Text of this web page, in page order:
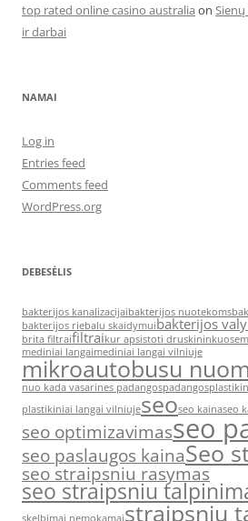
top rated online casino australia on
ir darbai
NAMAI
Log in
Entries feed
Comments feed
WordPress.org
DEBESĖLIS
bakterijos kanalizacijaibakterijos nuotekoms
bakterijos riebalu skaidymuibakterijos
brita filtraifiltraikur apsistoti druskininkuose
mediniai langaimediniai langai vilniuje
mikroautobusu
nuo kada vasarines padangospadangos
plastikiniai langai vilniujeseoseo kainaseo
seo optimizavimasseo
seo paslaugos kainaSeo
seo straipsniu rasymas
seo straipsniu
skelbimai nemokamaistraipsniu